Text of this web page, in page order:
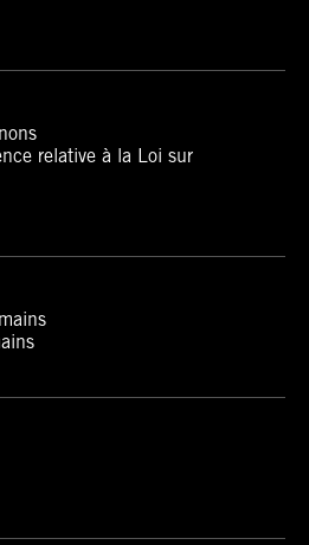
relative à la Loi sur